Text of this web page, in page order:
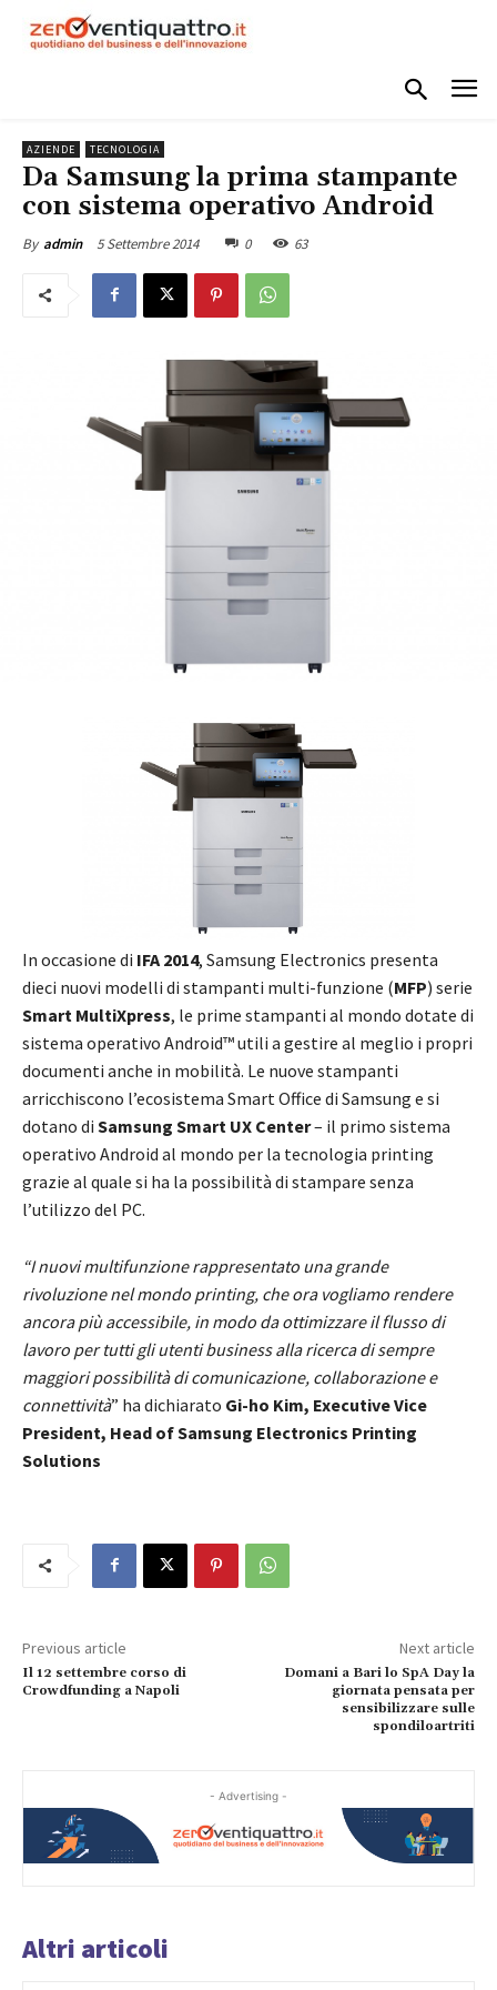
AZIENDE TECNOLOGIA
Da Samsung la prima stampante
con sistema operativo Android
By admin 5 Settembre 2014 0 63
In occasione di IFA 2014, Samsung Electronics presenta
dieci nuovi modelli di stampanti multi-funzione (MFP) serie
Smart MultiXpress, le prime stampanti al mondo dotate di
sistema operativo Android™ utili a gestire al meglio i propri
documenti anche in mobilità. Le nuove stampanti
arricchiscono l’ecosistema Smart Office di Samsung e si
dotano di Samsung Smart UX Center– il primo sistema
operativo Android al mondo per la tecnologia printing
grazie al quale si ha la possibilità di stampare senza
l’utilizzo del PC.
“I nuovi multifunzione rappresentato una grande
rivoluzione nel mondo printing, che ora vogliamo rendere
ancora più accessibile, in modo da ottimizzare il flusso di
lavoro per tutti gli utenti business alla ricerca di sempre
maggiori possibilità di comunicazione, collaborazione e
connettività” ha dichiarato Gi-ho Kim, Executive Vice
President, Head of Samsung Electronics Printing
Solutions
Previous article
Il 12 settembre corso di
Crowdfunding a Napoli
Next article
Domani a Bari lo SpA Day la
giornata pensata per
sensibilizzare sulle
spondiloartriti
- Advertising -
Altri articoli